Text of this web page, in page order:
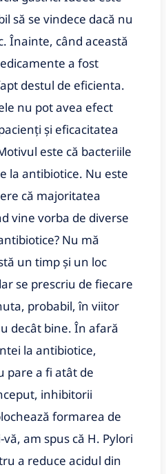
să se vindece dacă nu
Înainte, când această
a fost
destul de eficienta.
nu pot avea efect
și eficacitatea
este că bacteriile
la antibiotice. Nu este
că majoritatea
vine vorba de diverse
Nu mă
un timp și un loc
se prescriu de fiecare
probabil, în viitor
decât bine. În afară
la antibiotice,
pare a fi atât de
inhibitorii
formarea de
am spus că H. Pylori
a reduce acidul din